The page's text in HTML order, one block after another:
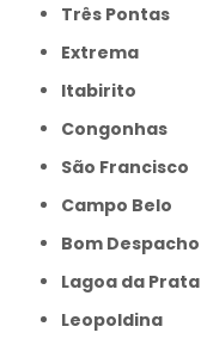
Três Pontas
Extrema
Itabirito
Congonhas
São Francisco
Campo Belo
Bom Despacho
Lagoa da Prata
Leopoldina